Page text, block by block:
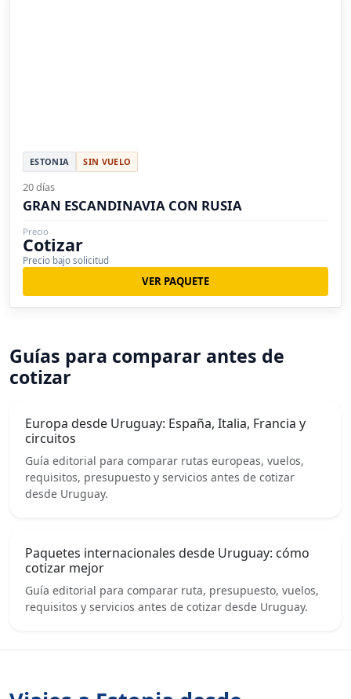
ESTONIA SIN VUELO
20 días
GRAN ESCANDINAVIA CON RUSIA
Precio
Cotizar
Precio bajo solicitud
VER PAQUETE
Guías para comparar antes de
cotizar
Europa desde Uruguay: España, Italia, Francia y
circuitos
Guía editorial para comparar rutas europeas, vuelos,
requisitos, presupuesto y servicios antes de cotizar
desde Uruguay.
Paquetes internacionales desde Uruguay: cómo
cotizar mejor
Guía editorial para comparar ruta, presupuesto, vuelos,
requisitos y servicios antes de cotizar desde Uruguay.